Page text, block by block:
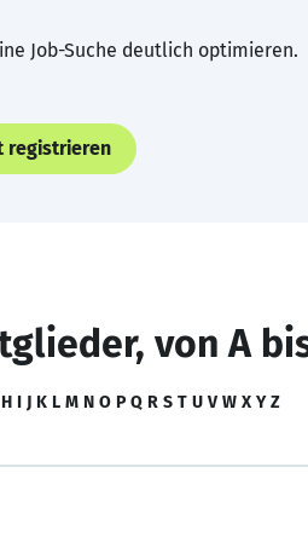
Job-Suche deutlich optimieren.
registrieren
von A
H I J K L M N O P Q R S T U V W X Y Z